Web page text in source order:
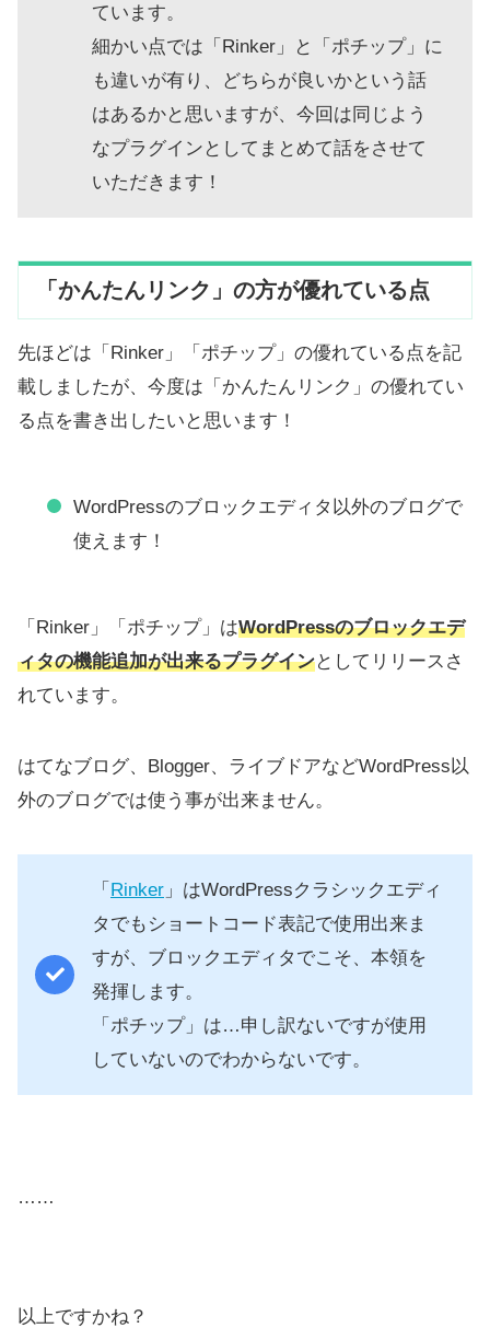
ています。
細かい点では「Rinker」と「ポチップ」に
も違いが有り、どちらが良いかという話
はあるかと思いますが、今回は同じよう
なプラグインとしてまとめて話をさせて
いただきます！
「かんたんリンク」の方が優れている点
先ほどは「Rinker」「ポチップ」の優れている点を記
載しましたが、今度は「かんたんリンク」の優れてい
る点を書き出したいと思います！
WordPressのブロックエディタ以外のブログで
使えます！
「Rinker」「ポチップ」はWordPressのブロックエデ
ィタの機能追加が出来るプラグインとしてリリースさ
れています。
はてなブログ、Blogger、ライブドアなどWordPress以
外のブログでは使う事が出来ません。
「 Rinker 」はWordPressクラシックエディ
タでもショートコード表記で使用出来ま
すが、ブロックエディタでこそ、本領を
発揮します。
「ポチップ」は…申し訳ないですが使用
していないのでわからないです。
……
以上ですかね？